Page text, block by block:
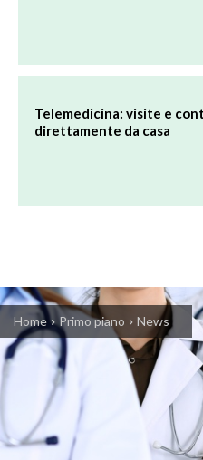
Telemedicina: visite e
direttamente da casa